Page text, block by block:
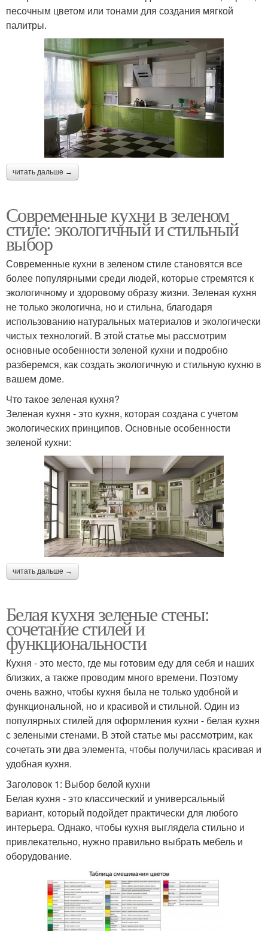
песочным цветом или тонами для создания мягкой
палитры.
читать дальше →
Современные кухни в зеленом
стиле: экологичный и стильный
выбор
Современные кухни в зеленом стиле становятся все
более популярными среди людей, которые стремятся к
экологичному и здоровому образу жизни. Зеленая кухня
не только экологична, но и стильна, благодаря
использованию натуральных материалов и экологически
чистых технологий. В этой статье мы рассмотрим
основные особенности зеленой кухни и подробно
разберемся, как создать экологичную и стильную кухню в
вашем доме.
Что такое зеленая кухня?
Зеленая кухня - это кухня, которая создана с учетом
экологических принципов. Основные особенности
зеленой кухни:
читать дальше →
Белая кухня зеленые стены:
сочетание стилей и
функциональности
Кухня - это место, где мы готовим еду для себя и наших
близких, а также проводим много времени. Поэтому
очень важно, чтобы кухня была не только удобной и
функциональной, но и красивой и стильной. Один из
популярных стилей для оформления кухни - белая кухня
с зелеными стенами. В этой статье мы рассмотрим, как
сочетать эти два элемента, чтобы получилась красивая и
удобная кухня.
Заголовок 1: Выбор белой кухни
Белая кухня - это классический и универсальный
вариант, который подойдет практически для любого
интерьера. Однако, чтобы кухня выглядела стильно и
привлекательно, нужно правильно выбрать мебель и
оборудование.